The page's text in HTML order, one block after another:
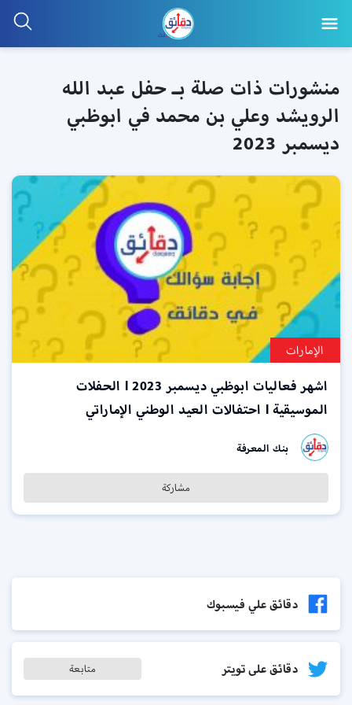
منشورات ذات صلة بـ حفل عبد الله
الرويشد وعلي بن محمد في ابوظبي
ديسمبر 2023
الإمارات
اشهر فعاليات ابوظبي ديسمبر 2023 l الحفلات
الموسيقية l احتفالات العيد الوطني الإماراتي
بنك المعرفة
مشاركة
دقائق علي فيسبوك
دقائق على تويتر متابعة